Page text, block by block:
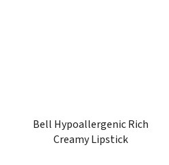
Bell Hypoallergenic Rich
Creamy Lipstick